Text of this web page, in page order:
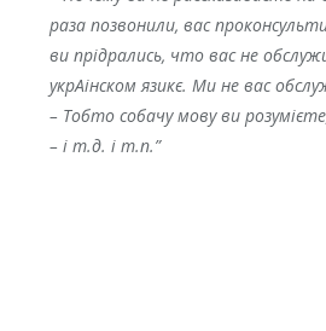
раза позвонили, вас
ви прідрались, что вас не
укрАінском язикє. Ми не вас
– Тобто собачу мову ви розумієте,
– і т.д. і т.п.”